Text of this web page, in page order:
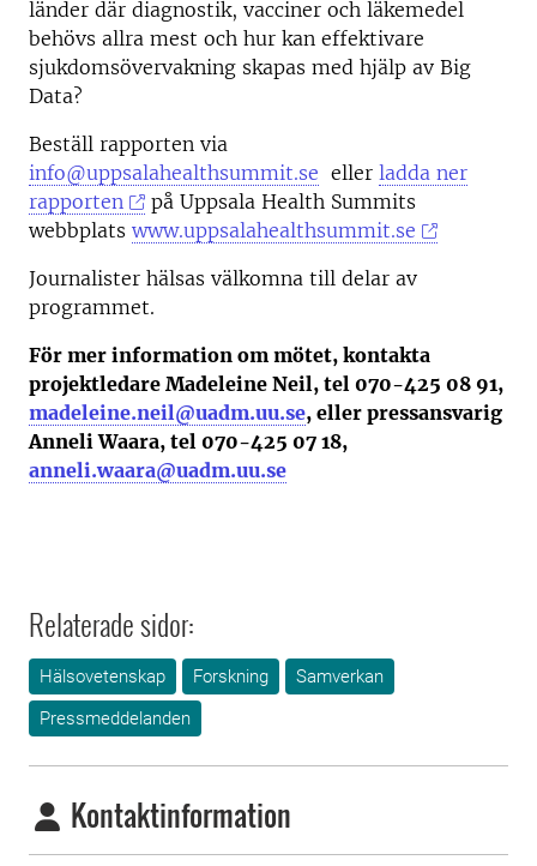
länder där diagnostik, vacciner och läkemedel
behövs allra mest och hur kan effektivare
sjukdomsövervakning skapas med hjälp av Big
Data?
Beställ rapporten via
info@uppsalahealthsummit.se eller ladda ner
rapporten
på Uppsala Health Summits
webbplats www.uppsalahealthsummit.se
Journalister hälsas välkomna till delar av
programmet.
För mer information om mötet, kontakta
projektledare Madeleine Neil, tel 070-425 08 91,
madeleine.neil@uadm.uu.se, eller pressansvarig
Anneli Waara, tel 070-425 07 18,
anneli.waara@uadm.uu.se
Relaterade sidor:
Hälsovetenskap Forskning
Samverkan
Pressmeddelanden
Kontaktinformation